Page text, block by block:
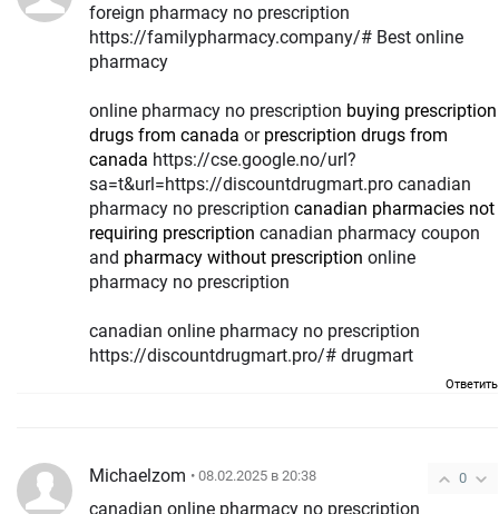
foreign pharmacy no prescription
https://familypharmacy.company/# Best online
pharmacy
online pharmacy no prescription buying prescription
drugs from canada or prescription drugs from
canada
sa=t&url=https://discountdrugmart.pro canadian
pharmacy no prescription canadian pharmacies not
requiring prescription canadian pharmacy coupon
and pharmacy without prescription online
pharmacy no prescription
canadian online pharmacy no prescription
https://discountdrugmart.pro/# drugmart
Ответить
0
Michaelzom • 08.02.2025 в 20:38
canadian online pharmacy no prescription